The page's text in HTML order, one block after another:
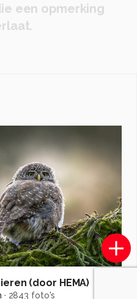
een opmerking
(door HEMA)
· 2843 foto's